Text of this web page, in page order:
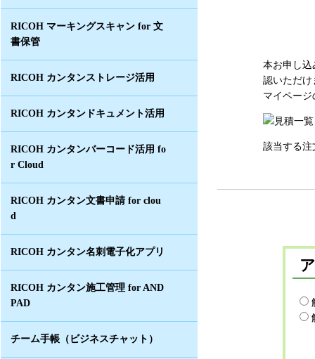
RICOH マーキングスキャン for 文
書保管
RICOH カンタンストレージ活用
RICOH カンタンドキュメント活用
RICOH カンタンバーコード活用 fo
r Cloud
RICOH カンタン文書申請 for clou
d
RICOH カンタン名刺電子化アプリ
RICOH カンタン施工管理 for AND
PAD
チーム手帳（ビジネスチャット）
本お申し
認いただけ
マイペー
該当する